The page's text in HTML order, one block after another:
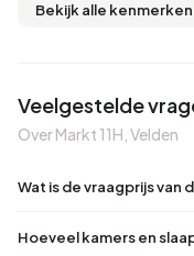
Bekijk alle kenmerken
Veelgestelde
Over Markt 11H, Velden
Wat is de vraagprijs van
Hoeveel kamers en